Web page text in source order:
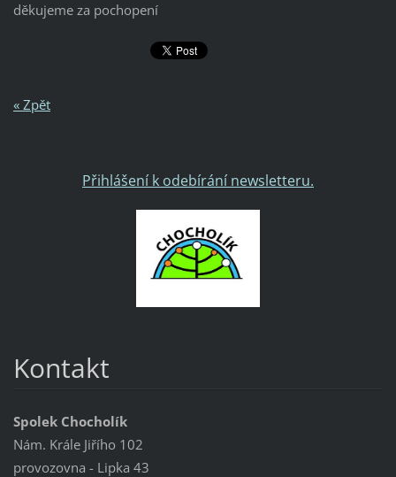
děkujeme za pochopení
« Zpět
Přihlášení k odebírání newsletteru.
Kontakt
Spolek Chocholík
Nám. Krále Jiřího 102
provozovna - Lipka 43